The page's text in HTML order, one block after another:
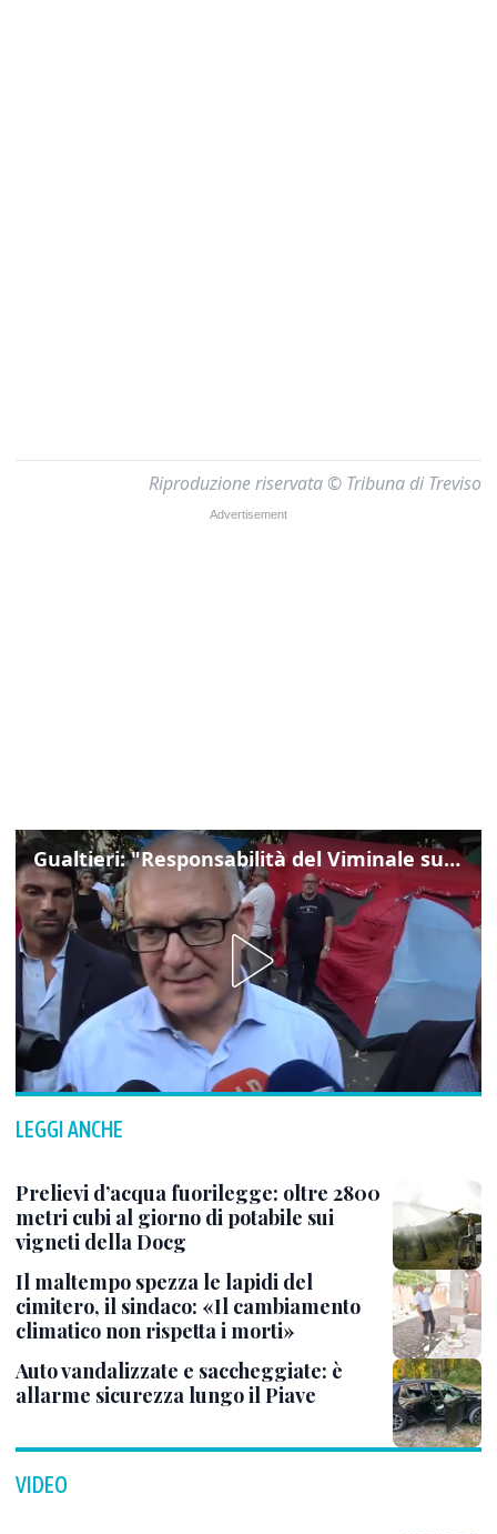
Riproduzione riservata © Tribuna di Treviso
Gualtieri: "Responsabilità del Viminale su Spin Time? La posizione dei partiti è nota"
LEGGI ANCHE
Prelievi d’acqua fuorilegge: oltre 2800
metri cubi al giorno di potabile sui
vigneti della Docg
Il maltempo spezza le lapidi del
cimitero, il sindaco: «Il cambiamento
climatico non rispetta i morti»
Auto vandalizzate e saccheggiate: è
allarme sicurezza lungo il Piave
VIDEO